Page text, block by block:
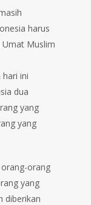
harus
Muslim
ini
dua
yang
yang
orang
yang
diberikan